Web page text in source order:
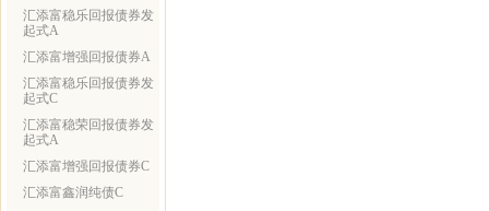
汇添富稳乐回报债券发
起式A
汇添富增强回报债券A
汇添富稳乐回报债券发
起式C
汇添富稳荣回报债券发
起式A
汇添富增强回报债券C
汇添富鑫润纯债C